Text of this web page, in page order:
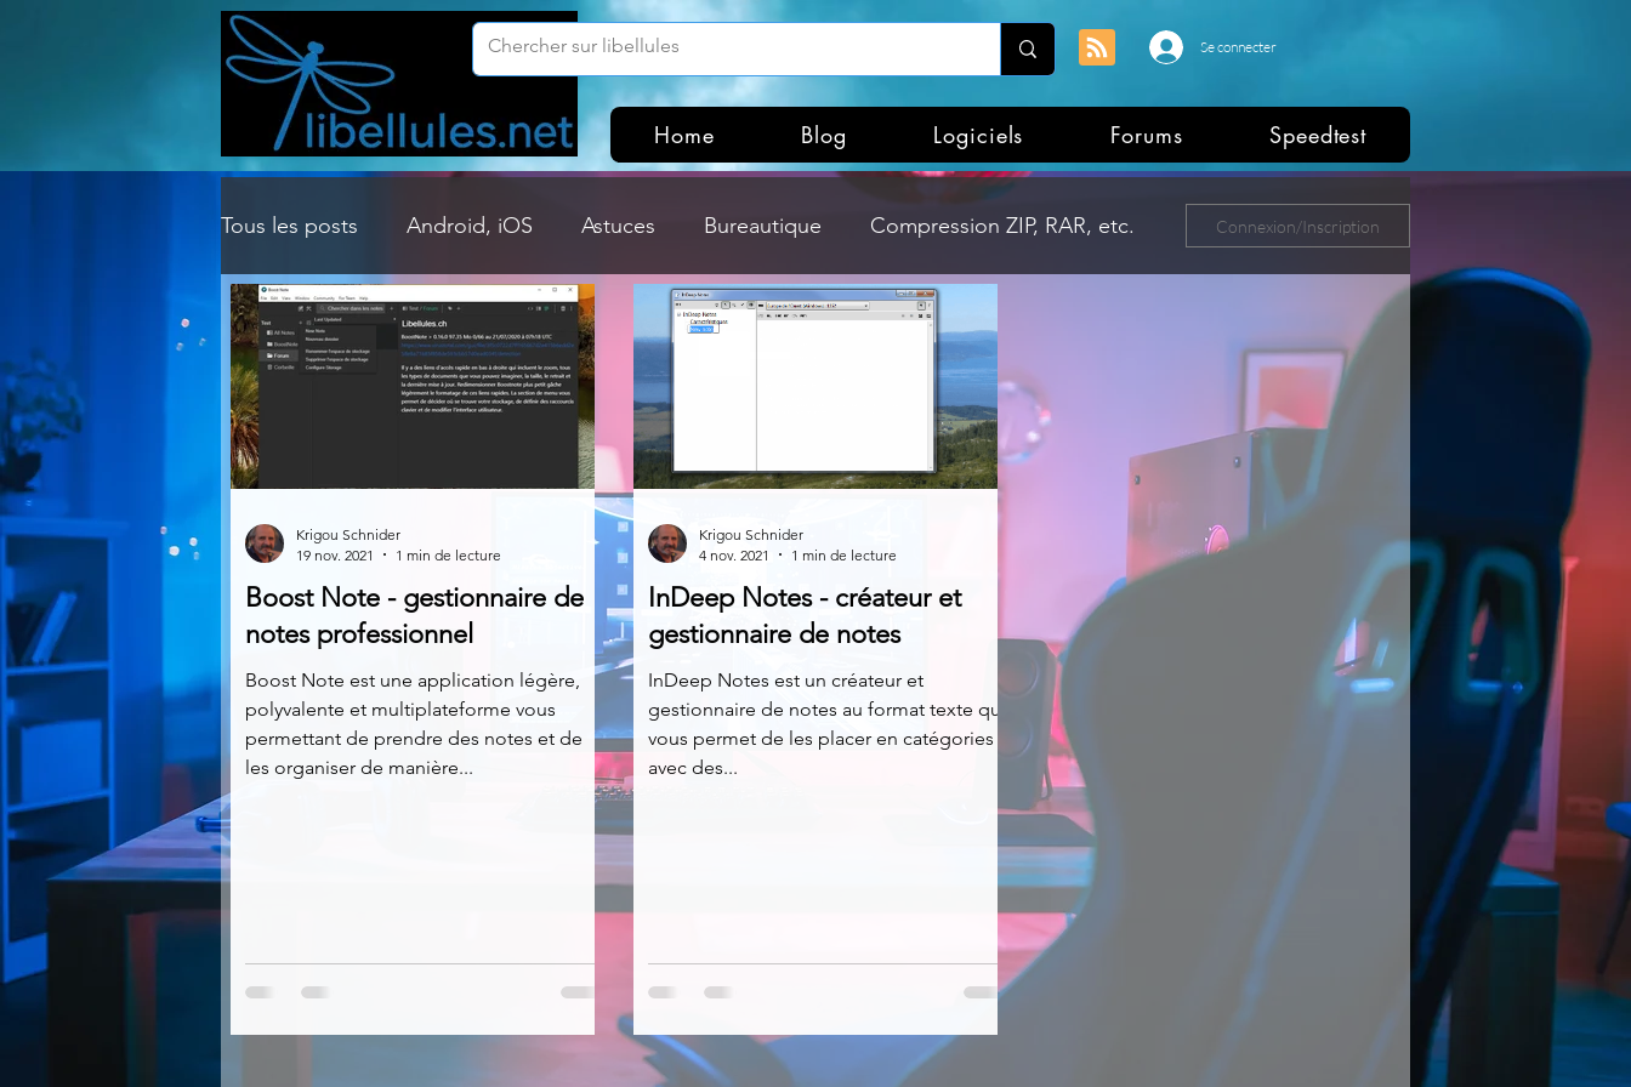
Se connecter
Home Blog Logiciels Forums Speedtest
Tous les posts Android, iOS Astuces Bureautique Compression ZIP, RAR, etc.
Customisation Windows Divers Dossier Windows Explorateurs de fichiers
Gestion Système Graphisme Hardware
Linux Mises à jour
Multimedia Navigateurs News Nirsoft Occupation disque
Photographie Réseaux Réseaux sociaux Sécurité Services en ligne
Logiciels les plus recherchés
Connexion/Inscription
Boost Note - gestionnaire de
notes professionnel
Boost Note est une application légère,
polyvalente et multiplateforme vous
permettant de prendre des notes et de
les organiser de manière...
Krigou Schnider
19 nov. 2021
1 min de lecture
InDeep Notes - créateur et
gestionnaire de notes
InDeep Notes est un créateur et
gestionnaire de notes au format texte qui
vous permet de les placer en catégories
avec des...
Krigou Schnider
4 nov. 2021
1 min de lecture